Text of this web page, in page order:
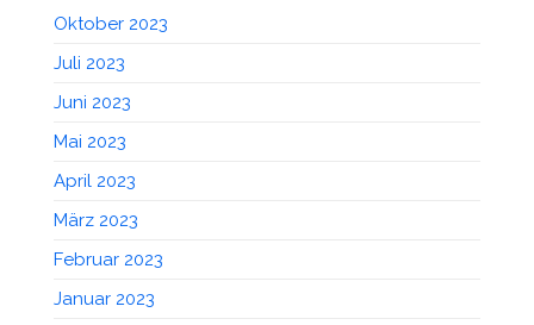
Oktober 2023
Juli 2023
Juni 2023
Mai 2023
April 2023
März 2023
Februar 2023
Januar 2023